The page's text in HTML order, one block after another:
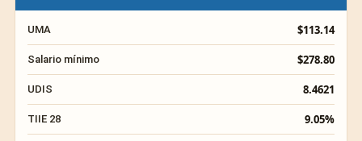
UMA $113.14
Salario mínimo $278.80
UDIS 8.4621
TIIE 28 9.05%